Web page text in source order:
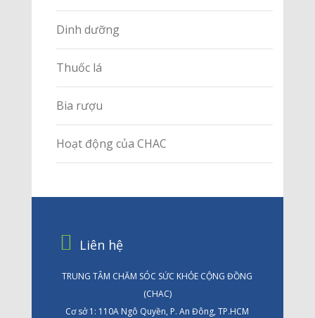
Dinh dưỡng
Thuốc lá
Bia rượu
Hoạt động của CHAC
Liên hệ
TRUNG TÂM CHĂM SÓC SỨC KHỎE CỘNG ĐỒNG
(CHAC)
Cơ sở 1: 110A Ngô Quyền, P. An Đông, TP.HCM